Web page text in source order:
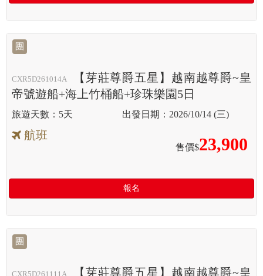
團
CXR5D261014A
【芽莊尊爵五星】越南越尊爵~皇
帝號遊船+海上竹桶船+珍珠樂園5日
5天 2026/10/14 (三)
航班
售價$23,900
報名
團
CXR5D261111A 【芽莊尊爵五星】越南越尊爵~皇